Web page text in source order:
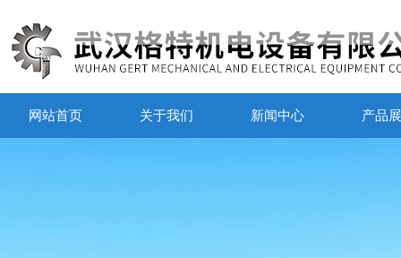
网站首页 关于我们 新闻中心 产品